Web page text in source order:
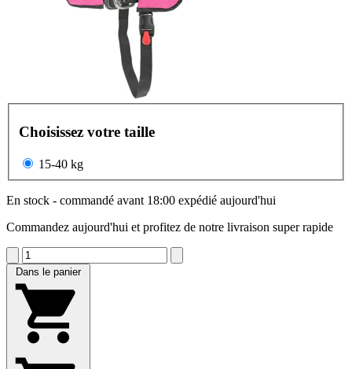
Choisissez votre taille
15-40 kg
En stock - commandé avant 18:00 expédié aujourd'hui
Commandez aujourd'hui et profitez de notre livraison super rapide
Dans le panier